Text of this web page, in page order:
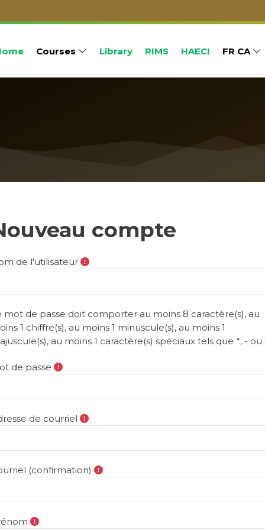
Courses Library RIMS HAECI FR CA
compte
de l'utilisateur
mot de passe doit comporter au moins 8 caractère(s), au
1 chiffre(s), au moins 1 minuscule(s), au moins 1
au moins 1 caractère(s) spéciaux tels que *, - ou
de passe
de courriel
(confirmation)